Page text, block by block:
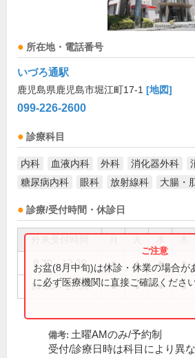
所在地・電話番号
いづろ通駅
鹿児島県鹿児島市堀江町17-1 [地図]
099-226-2600
診療科目
内科 血液内科 外科 消化器外科
糖尿病内科
眼科 放射線科 大腸・
診療/受付時間・休診日
8:30～12:30 ● ● ● ●
14:00～17:30 ● ● ● ●
お盆(8月中旬)は休診・休業の場合が
に必ず医療機関に直接ご確認ください
備考: 土曜AMのみ/予約制
受付/診療日時は科目により異